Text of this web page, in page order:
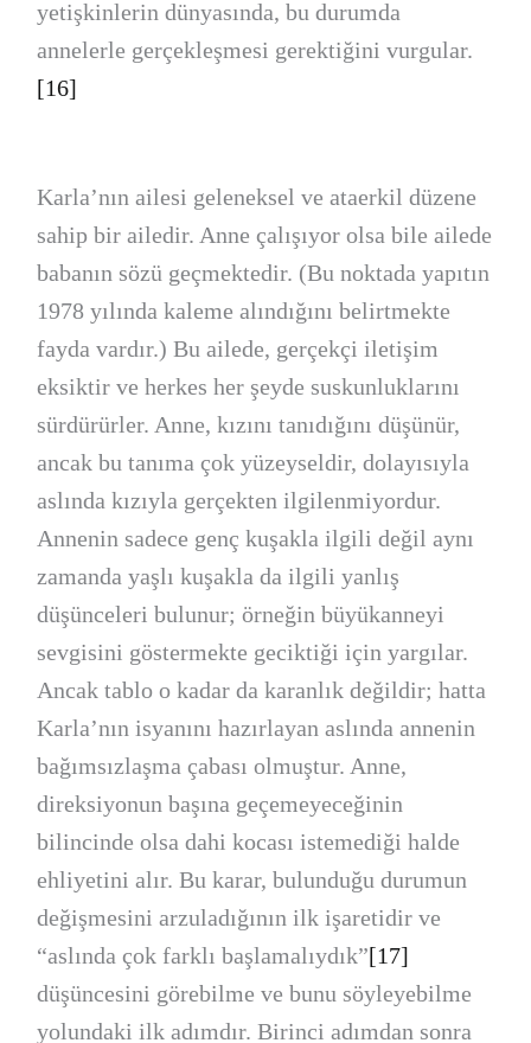
yetişkinlerin dünyasında, bu durumda
annelerle gerçekleşmesi gerektiğini vurgular.
[16]
Karla’nın ailesi geleneksel ve ataerkil düzene
sahip bir ailedir. Anne çalışıyor olsa bile ailede
babanın sözü geçmektedir. (Bu noktada yapıtın
1978 yılında kaleme alındığını belirtmekte
fayda vardır.) Bu ailede, gerçekçi iletişim
eksiktir ve herkes her şeyde suskunluklarını
sürdürürler. Anne, kızını tanıdığını düşünür,
ancak bu tanıma çok yüzeyseldir, dolayısıyla
aslında kızıyla gerçekten ilgilenmiyordur.
Annenin sadece genç kuşakla ilgili değil aynı
zamanda yaşlı kuşakla da ilgili yanlış
düşünceleri bulunur; örneğin büyükanneyi
sevgisini göstermekte geciktiği için yargılar.
Ancak tablo o kadar da karanlık değildir; hatta
Karla’nın isyanını hazırlayan aslında annenin
bağımsızlaşma çabası olmuştur. Anne,
direksiyonun başına geçemeyeceğinin
bilincinde olsa dahi kocası istemediği halde
ehliyetini alır. Bu karar, bulunduğu durumun
değişmesini arzuladığının ilk işaretidir ve
“aslında çok farklı başlamalıydık”[17]
düşüncesini görebilme ve bunu söyleyebilme
yolundaki ilk adımdır. Birinci adımdan sonra